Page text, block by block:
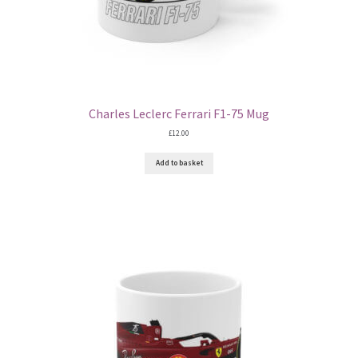
Michael Schumacher Artwork Prints
Nelson Piquet Artwork Prints
Riccardo Patrese Artwork Prints
Ronnie Peterson Artwork Prints
Charles Leclerc Ferrari F1-75 Mug
£12.00
Add to basket